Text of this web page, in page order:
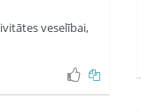
veselībai,